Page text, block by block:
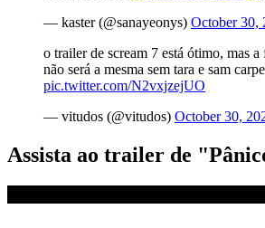
— kaster (@sanayeonys) October 30,
o trailer de scream 7 está ótimo, mas
não será a mesma sem tara e sam
pic.twitter.com/N2vxjzejUO
— vitudos (@vitudos) October 30,
Assista ao trailer de